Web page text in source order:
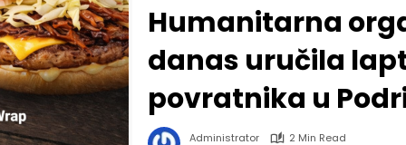
Humanitarna
danas uručila
povratnika u
Administrator
2 Min Read